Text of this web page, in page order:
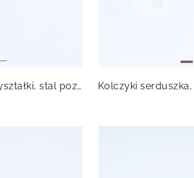
Kolczyki serduszka, kryształki, stal pozłacana S215688Z00